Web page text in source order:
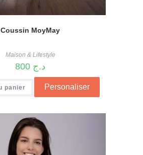
Coussin MoyMay
Maison & Lifestyle
د.ج
panier Personaliser